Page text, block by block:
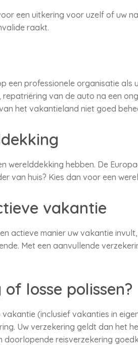
een uitkering voor uzelf of uw
raakt.
een professionele organisatie als
van de auto na een
het vakantieland niet goed
werelddekking hebben. De
van huis? Kies dan voor een
vakantie
actieve manier uw vakantie
Met een aanvullende
losse polissen?
(inclusief vakanties in
Uw verzekering geldt dan het
reisverzekering